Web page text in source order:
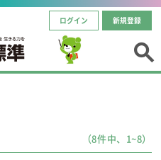
ログイン 新規登録
（8件中、1~8）